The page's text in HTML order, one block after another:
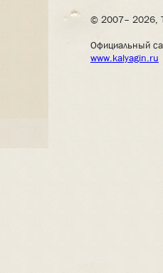
© 2007– 2026,
Официальный
www.kalyagin.ru